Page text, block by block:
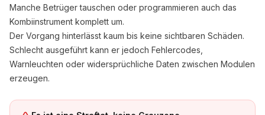
Manche Betrüger tauschen oder programmieren auch das
Kombiinstrument komplett um.
Der Vorgang hinterlässt kaum bis keine sichtbaren Schäden.
Schlecht ausgeführt kann er jedoch Fehlercodes,
Warnleuchten oder widersprüchliche Daten zwischen Modulen
erzeugen.